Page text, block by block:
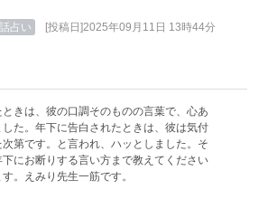
占い [投稿日]2025年09月11日 13時44分
きは、彼の口調そのものの言葉で、心あ
た。年下に告白されたときは、彼は気付
第です。と言われ、ハッとしました。そ
にお断りする言い方まで教えてください
。えみり先生一筋です。